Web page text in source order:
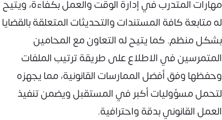
مهارات المتدرب في إدارة الوقت والعمل بكفاءة، ويتيح
له متابعة كافة المستندات والتحديثات المتعلقة بالقضايا
بشكل منظم. كما يتيح له التعاون مع المحامين
المتمرسين في الاطلاع على طريقة ترتيب الملفات
وحفظها وفق أفضل الممارسات القانونية، مما يجهزه
لتحمل مسؤوليات أكبر في المستقبل ويضمن تنفيذ
العمل القانوني بدقة واحترافية.